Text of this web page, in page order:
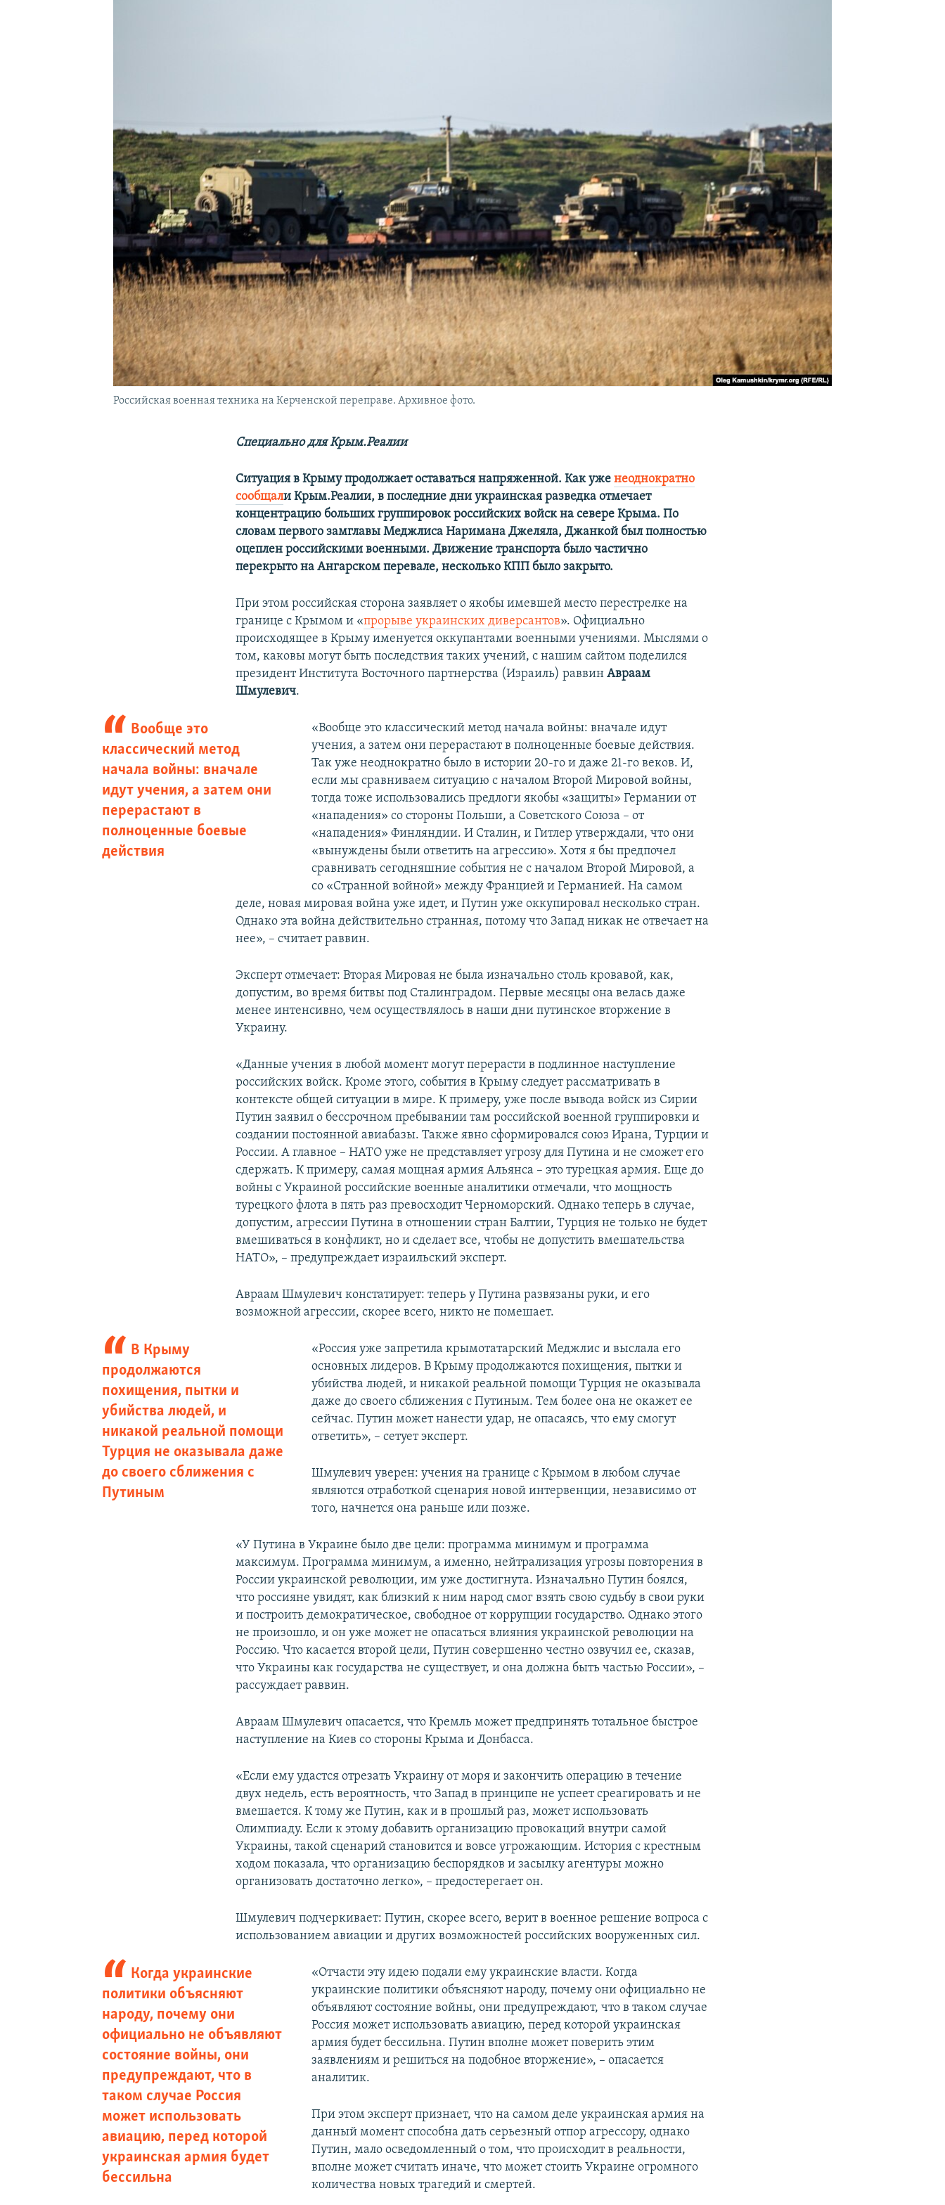
Российская военная техника на Керченской переправе. Архивное фото.
Специально для Крым.Реалии
Ситуация в Крыму продолжает оставаться напряженной. Как уженеоднократно
сообщали Крым.Реалии, в последние дни украинская разведка отмечает
концентрацию больших группировок российских войск на севере Крыма. По
словам первого замглавы Меджлиса Наримана Джеляла, Джанкой был полностью
оцеплен российскими военными. Движение транспорта было частично
перекрыто на Ангарском перевале, несколько КПП было закрыто.
При этом российская сторона заявляет о якобы имевшей место перестрелке на
границе с Крымом и «прорыве украинских диверсантов». Официально
происходящее в Крыму именуется оккупантами военными учениями. Мыслями о
том, каковы могут быть последствия таких учений, с нашим сайтом поделился
президент Института Восточного партнерства (Израиль) раввинАвраам
Шмулевич.
Вообще это
классический метод
начала войны: вначале
идут учения, а затем они
перерастают в
полноценные боевые
действия
«Вообще это классический метод начала войны: вначале идут
учения, а затем они перерастают в полноценные боевые действия.
Так уже неоднократно было в истории 20-го и даже 21-го веков. И,
если мы сравниваем ситуацию с началом Второй Мировой войны,
тогда тоже использовались предлоги якобы «защиты» Германии от
«нападения» со стороны Польши, а Советского Союза – от
«нападения» Финляндии. И Сталин, и Гитлер утверждали, что они
«вынуждены были ответить на агрессию». Хотя я бы предпочел
сравнивать сегодняшние события не с началом Второй Мировой, а
со «Странной войной» между Францией и Германией. На самом
деле, новая мировая война уже идет, и Путин уже оккупировал несколько стран.
Однако эта война действительно странная, потому что Запад никак не отвечает на
нее», – считает раввин.
Эксперт отмечает: Вторая Мировая не была изначально столь кровавой, как,
допустим, во время битвы под Сталинградом. Первые месяцы она велась даже
менее интенсивно, чем осуществлялось в наши дни путинское вторжение в
Украину.
«Данные учения в любой момент могут перерасти в подлинное наступление
российских войск. Кроме этого, события в Крыму следует рассматривать в
контексте общей ситуации в мире. К примеру, уже после вывода войск из Сирии
Путин заявил о бессрочном пребывании там российской военной группировки и
создании постоянной авиабазы. Также явно сформировался союз Ирана, Турции и
России. А главное – НАТО уже не представляет угрозу для Путина и не сможет его
сдержать. К примеру, самая мощная армия Альянса – это турецкая армия. Еще до
войны с Украиной российские военные аналитики отмечали, что мощность
турецкого флота в пять раз превосходит Черноморский. Однако теперь в случае,
допустим, агрессии Путина в отношении стран Балтии, Турция не только не будет
вмешиваться в конфликт, но и сделает все, чтобы не допустить вмешательства
НАТО», ­– предупреждает израильский эксперт.
Авраам Шмулевич констатирует: теперь у Путина развязаны руки, и его
возможной агрессии, скорее всего, никто не помешает.
В Крыму
продолжаются
похищения, пытки и
убийства людей, и
никакой реальной помощи
Турция не оказывала даже
до своего сближения с
Путиным
«Россия уже запретила крымотатарский Меджлис и выслала его
основных лидеров. В Крыму продолжаются похищения, пытки и
убийства людей, и никакой реальной помощи Турция не оказывала
даже до своего сближения с Путиным. Тем более она не окажет ее
сейчас. Путин может нанести удар, не опасаясь, что ему смогут
ответить», – сетует эксперт.
Шмулевич уверен: учения на границе с Крымом в любом случае
являются отработкой сценария новой интервенции, независимо от
того, начнется она раньше или позже.
«У Путина в Украине было две цели: программа минимум и программа
максимум. Программа минимум, а именно, нейтрализация угрозы повторения в
России украинской революции, им уже достигнута. Изначально Путин боялся,
что россияне увидят, как близкий к ним народ смог взять свою судьбу в свои руки
и построить демократическое, свободное от коррупции государство. Однако этого
не произошло, и он уже может не опасаться влияния украинской революции на
Россию. Что касается второй цели, Путин совершенно честно озвучил ее, сказав,
что Украины как государства не существует, и она должна быть частью России», –
рассуждает раввин.
Авраам Шмулевич опасается, что Кремль может предпринять тотальное быстрое
наступление на Киев со стороны Крыма и Донбасса.
«Если ему удастся отрезать Украину от моря и закончить операцию в течение
двух недель, есть вероятность, что Запад в принципе не успеет среагировать и не
вмешается. К тому же Путин, как и в прошлый раз, может использовать
Олимпиаду. Если к этому добавить организацию провокаций внутри самой
Украины, такой сценарий становится и вовсе угрожающим. История с крестным
ходом показала, что организацию беспорядков и засылку агентуры можно
организовать достаточно легко», – предостерегает он.
Шмулевич подчеркивает: Путин, скорее всего, верит в военное решение вопроса с
использованием авиации и других возможностей российских вооруженных сил.
Когда украинские
политики объясняют
народу, почему они
официально не объявляют
состояние войны, они
предупреждают, что в
таком случае Россия
может использовать
авиацию, перед которой
украинская армия будет
бессильна
«Отчасти эту идею подали ему украинские власти. Когда
украинские политики объясняют народу, почему они официально не
объявляют состояние войны, они предупреждают, что в таком случае
Россия может использовать авиацию, перед которой украинская
армия будет бессильна. Путин вполне может поверить этим
заявлениям и решиться на подобное вторжение», – опасается
аналитик.
При этом эксперт признает, что на самом деле украинская армия на
данный момент способна дать серьезный отпор агрессору, однако
Путин, мало осведомленный о том, что происходит в реальности,
вполне может считать иначе, что может стоить Украине огромного
количества новых трагедий и смертей.